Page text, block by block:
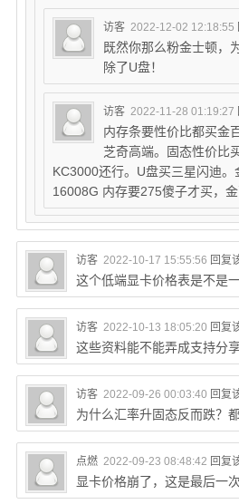
访客 2022-12-02 12:18:55
既然你那么粉金士顿，
除了U盘！
访客 2022-11-28 01:19:27
内存条要性价比都买金
芝奇高端。固态性价比
KC3000还行。U盘买三星闪迪。
16008G 内存要275傻子才买，
访客 2022-10-17 15:55:56 回复
这个低端显卡价格表是不是
访客 2022-10-13 18:05:20 回复
这些资料能不能弄成支持分
访客 2022-09-26 00:03:40 回复
为什么汇率升固态反而跌？
点燃 2022-09-23 08:48:42 回复
显卡价格崩了，这是最后一